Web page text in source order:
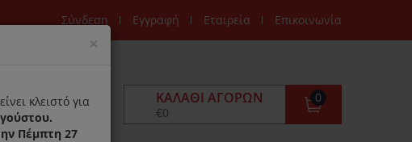
Σύνδεση Εγγραφή Εταιρεία Επικοινωνία
ΚΑΛΆΘΙ ΑΓΟΡΏΝ
0
€0
× Close
κλειστό για
Πέμπτη 27